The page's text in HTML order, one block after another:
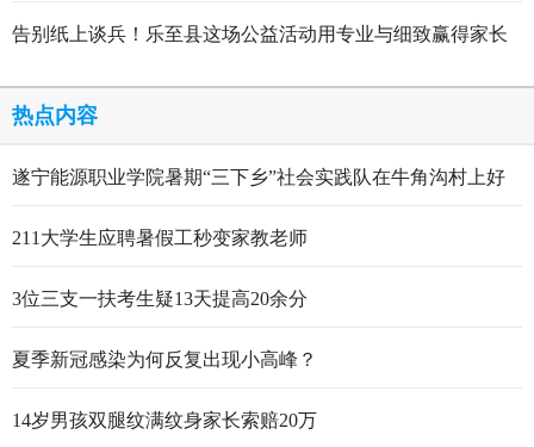
告别纸上谈兵！乐至县这场公益活动用专业与细致赢得家长
热点内容
遂宁能源职业学院暑期“三下乡”社会实践队在牛角沟村上好
211大学生应聘暑假工秒变家教老师
3位三支一扶考生疑13天提高20余分
夏季新冠感染为何反复出现小高峰？
14岁男孩双腿纹满纹身家长索赔20万